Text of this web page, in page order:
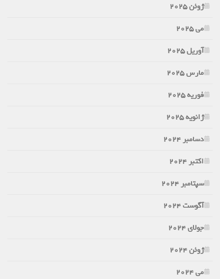
ژوئن 2025
می 2025
آوریل 2025
مارس 2025
فوریه 2025
ژانویه 2025
دسامبر 2024
اکتبر 2024
سپتامبر 2024
آگوست 2024
جولای 2024
ژوئن 2024
می 2024